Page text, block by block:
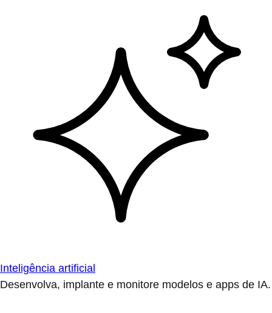
Inteligência artificial
Desenvolva, implante e monitore modelos e apps de IA.